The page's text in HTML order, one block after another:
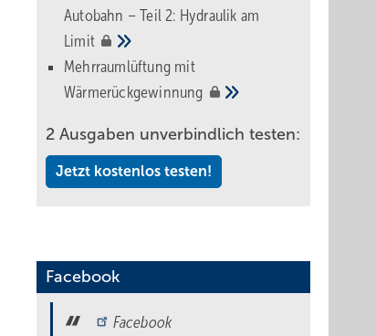
Autobahn – Teil 2: Hydraulik am
Limit
Mehrraumlüftung mit
Wärmerückgewinnung
2 Ausgaben unverbindlich testen:
Jetzt kostenlos testen!
Facebook
Facebook